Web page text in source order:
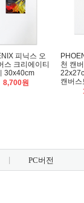
피닉스 오
스 크리에이티
30x40cm
8,700원
천 캔
캔버스
PC버전